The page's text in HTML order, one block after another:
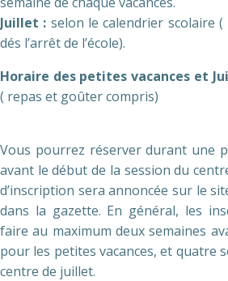
Juillet : selon le calendrier scolaire
dés l’arrêt de l’école).
Horaire des petites vacances et
( repas et goûter compris)
Vous pourrez réserver durant une
avant le début de la session du
d’inscription sera annoncée sur le
dans la gazette. En général, les
faire au maximum deux semaines
pour les petites vacances, et quatre
centre de juillet.